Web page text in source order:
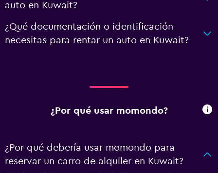
auto en Kuwait?
¿Qué documentación o identificación
necesitas para rentar un auto en Kuwait?
¿Por qué usar momondo?
¿Por qué debería usar momondo para
reservar un carro de alquiler en Kuwait?